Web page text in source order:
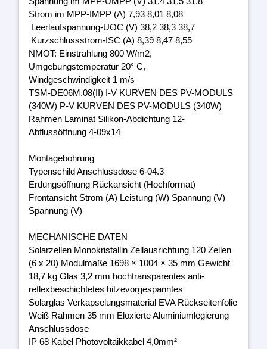
Strom im MPP-IMPP (A) 7,93 8,01 8,08
Leerlaufspannung-UOC (V) 38,2 38,3 38,7
Kurzschlussstrom-ISC (A) 8,39 8,47 8,55
NMOT: Einstrahlung 800 W/m2,
Umgebungstemperatur 20° C,
Windgeschwindigkeit 1 m/s
TSM-DE06M.08(II) I-V KURVEN DES PV-MODULS
(340W) P-V KURVEN DES PV-MODULS (340W)
Rahmen Laminat Silikon-Abdichtung 12-
Abflussöffnung 4-09x14
Montagebohrung
Typenschild Anschlussdose 6-04.3
Erdungsöffnung Rückansicht (Hochformat)
Frontansicht Strom (A) Leistung (W) Spannung (V)
Spannung (V)
MECHANISCHE DATEN
Solarzellen Monokristallin Zellausrichtung 120 Zellen
(6 x 20) Modulmaße 1698 × 1004 × 35 mm Gewicht
18,7 kg Glas 3,2 mm hochtransparentes anti-
reflexbeschichtetes hitzevorgespanntes
Solarglas Verkapselungsmaterial EVA Rückseitenfolie
Weiß Rahmen 35 mm Eloxierte Aluminiumlegierung
Anschlussdose
IP 68 Kabel Photovoltaikkabel 4,0mm²